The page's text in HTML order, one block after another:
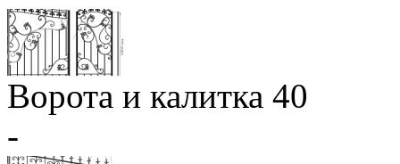
Ворота и калитка 40
-